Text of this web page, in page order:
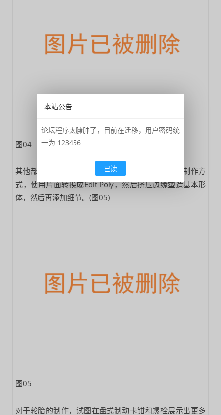
图04
其他部分，如保险杠、门、窗都是都是一摸一样的制作方
式，使用片面转换成Edit Poly，然后挤压边缘塑造基本形
体，然后再添加细节。(图05)
图05
对于轮胎的制作，试图在盘式制动卡钳和螺栓展示出更多
本站公告
论坛程序太臃肿了，目前在迁移，用户密码统
一为 123456
已读